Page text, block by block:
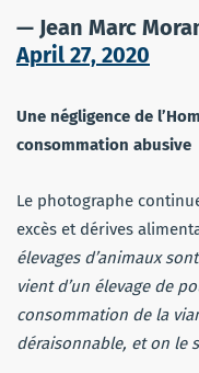
— Jean Marc
April 27, 2020
Une négligence de
consommation abusive
Le photographe
excès et dérives
élevages d’animaux
vient d’un élevage de
consommation de la
déraisonnable, et on le